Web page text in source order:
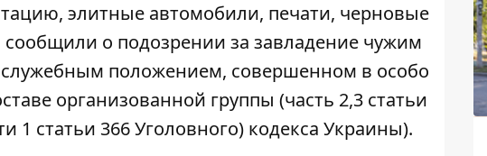
элитные автомобили, печати, черновые
о подозрении за завладение чужим
положением, совершенном в особо
организованной группы (часть 2,3 статьи
1 статьи 366 Уголовного) кодекса Украины).